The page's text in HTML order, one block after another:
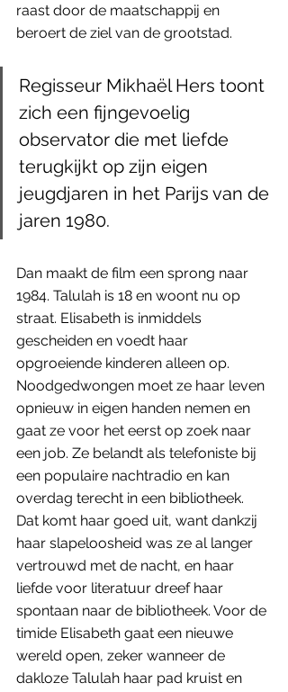
raast door de maatschappij en
beroert de ziel van de grootstad.
Regisseur Mikhaël Hers toont
zich een fijngevoelig
observator die met liefde
terugkijkt op zijn eigen
jeugdjaren in het Parijs van de
jaren 1980.
Dan maakt de film een sprong naar
1984. Talulah is 18 en woont nu op
straat. Elisabeth is inmiddels
gescheiden en voedt haar
opgroeiende kinderen alleen op.
Noodgedwongen moet ze haar leven
opnieuw in eigen handen nemen en
gaat ze voor het eerst op zoek naar
een job. Ze belandt als telefoniste bij
een populaire nachtradio en kan
overdag terecht in een bibliotheek.
Dat komt haar goed uit, want dankzij
haar slapeloosheid was ze al langer
vertrouwd met de nacht, en haar
liefde voor literatuur dreef haar
spontaan naar de bibliotheek. Voor de
timide Elisabeth gaat een nieuwe
wereld open, zeker wanneer de
dakloze Talulah haar pad kruist en